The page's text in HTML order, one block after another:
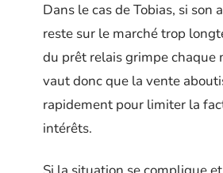
Dans le cas de Tobias, si son
reste sur le marché trop
du prêt relais grimpe chaque
vaut donc que la vente
rapidement pour limiter la
intérêts.